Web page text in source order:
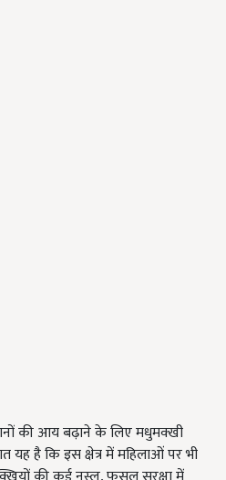
की आय बढ़ाने के लिए मधुमक्खी
यह है कि इस क्षेत्र में महिलाओं पर भी